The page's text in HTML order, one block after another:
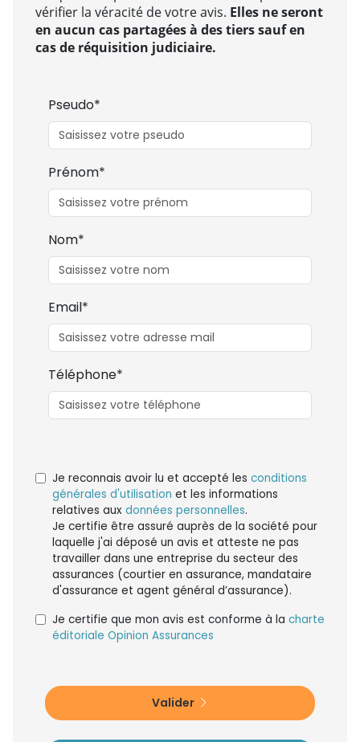
vérifier la véracité de votre avis. Elles ne seront
en aucun cas partagées à des tiers sauf en
cas de réquisition judiciaire.
Pseudo*
Prénom*
Nom*
Email*
Téléphone*
Je reconnais avoir lu et accepté les conditions
générales d'utilisation et les informations
relatives aux données personnelles.
Je certifie être assuré auprès de la société pour
laquelle j'ai déposé un avis et atteste ne pas
travailler dans une entreprise du secteur des
assurances (courtier en assurance, mandataire
d'assurance et agent général d’assurance).
Je certifie que mon avis est conforme à la charte
éditoriale Opinion Assurances
Valider